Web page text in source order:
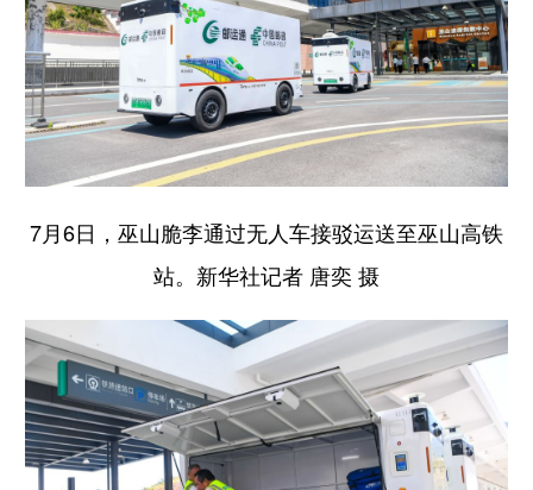
7月6日，巫山脆李通过无人车接驳运送至巫山高铁
站。新华社记者 唐奕 摄